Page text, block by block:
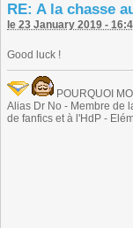
RE: A la chasse
le 23 January 2019 -
Good luck !
POURQUOI
Alias Dr No - Membre de
de fanfics et à l'HdP -